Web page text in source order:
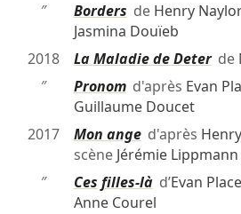
″
Borders de Henry
Jasmina Douïeb
2018
La Maladie de Deterde
″
Pronomd'après Evan
Guillaume Doucet
2017
Mon anged'après
scène Jérémie Lippmann
″
Ces filles-làd’Evan
Anne Courel